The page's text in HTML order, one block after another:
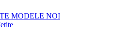
MODELE NOI